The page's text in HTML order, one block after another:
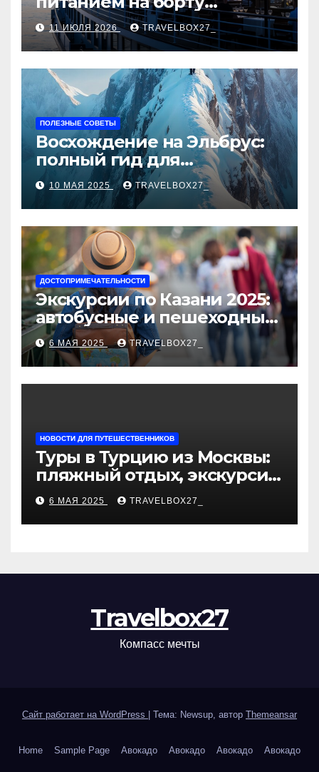
теплохода
11 ИЮЛЯ 2026 TRAVELBOX27_
ПОЛЕЗНЫЕ СОВЕТЫ
Восхождение на Эльбрус:
полный гид для
покорителя высочайшей
вершины Европы
10 МАЯ 2025 TRAVELBOX27_
ДОСТОПРИМЕЧАТЕЛЬНОСТИ
Экскурсии по Казани 2025:
автобусные и пешеходные
туры от туроператора
«Казан360»
6 МАЯ 2025 TRAVELBOX27_
НОВОСТИ ДЛЯ ПУТЕШЕСТВЕННИКОВ
Туры в Турцию из Москвы:
пляжный отдых, экскурсии
и лучшие курорты
6 МАЯ 2025 TRAVELBOX27_
Travelbox27
Компасс мечты
Сайт работает на WordPress Тема: Newsup, автор Themeansar
Home Sample Page Авокадо Авокадо Авокадо Авокадо